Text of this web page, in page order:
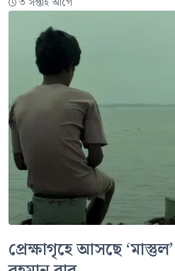
প্রেক্ষাগৃহে আসছে